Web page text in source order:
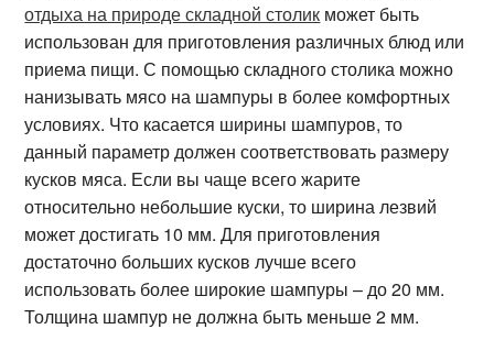
отдыха на природе складной столик может быть
использован для приготовления различных блюд или
приема пищи. С помощью складного столика можно
нанизывать мясо на шампуры в более комфортных
условиях. Что касается ширины шампуров, то
данный параметр должен соответствовать размеру
кусков мяса. Если вы чаще всего жарите
относительно небольшие куски, то ширина лезвий
может достигать 10 мм. Для приготовления
достаточно больших кусков лучше всего
использовать более широкие шампуры – до 20 мм.
Толщина шампур не должна быть меньше 2 мм.